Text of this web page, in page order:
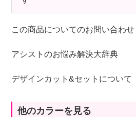
この商品についてのお問い合わせ
アシストのお悩み解決大辞典
デザインカット&セットについて
他のカラーを見る